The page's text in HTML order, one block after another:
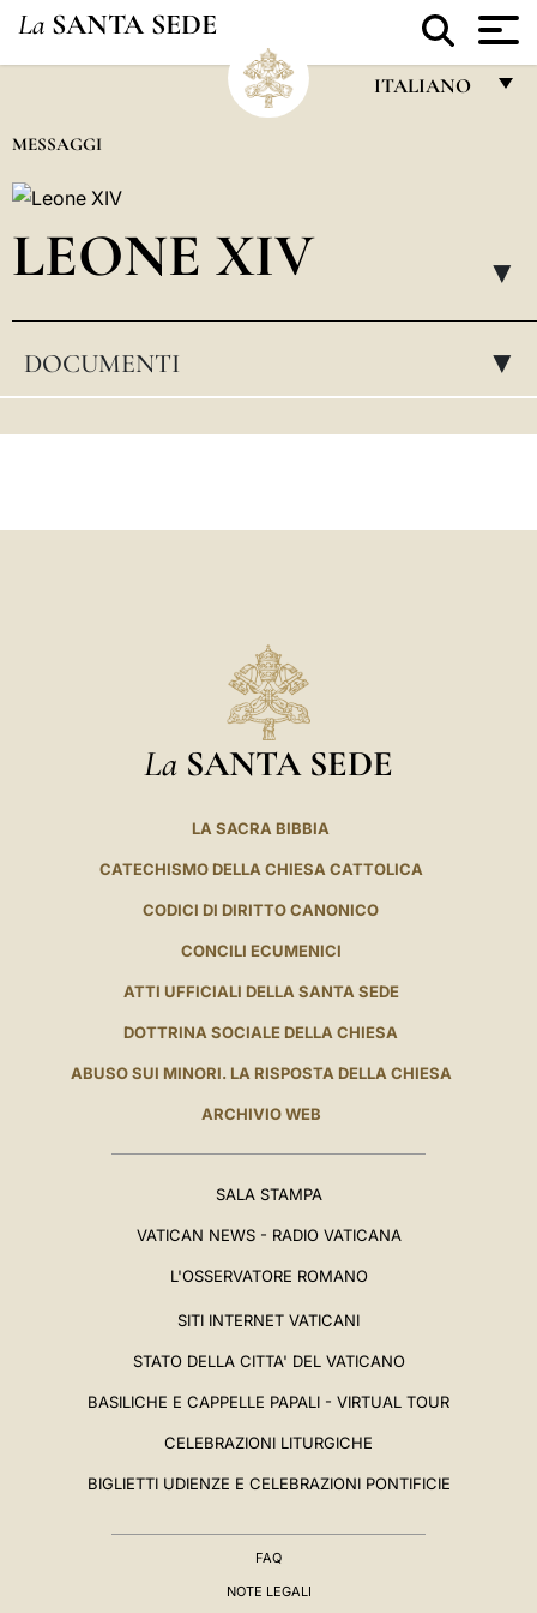
La SANTA SEDE
ITALIANO
ESPAÑOL
MESSAGGI
LEONE XIV ▸
DOCUMENTI ▸
La SANTA SEDE
LA SACRA BIBBIA
CATECHISMO DELLA CHIESA CATTOLICA
CODICI DI DIRITTO CANONICO
CONCILI ECUMENICI
ATTI UFFICIALI DELLA SANTA SEDE
DOTTRINA SOCIALE DELLA CHIESA
ABUSO SUI MINORI. LA RISPOSTA DELLA CHIESA
ARCHIVIO WEB
SALA STAMPA
VATICAN NEWS - RADIO VATICANA
L'OSSERVATORE ROMANO
SITI INTERNET VATICANI
STATO DELLA CITTA' DEL VATICANO
BASILICHE E CAPPELLE PAPALI - VIRTUAL TOUR
CELEBRAZIONI LITURGICHE
BIGLIETTI UDIENZE E CELEBRAZIONI PONTIFICIE
FAQ
NOTE LEGALI